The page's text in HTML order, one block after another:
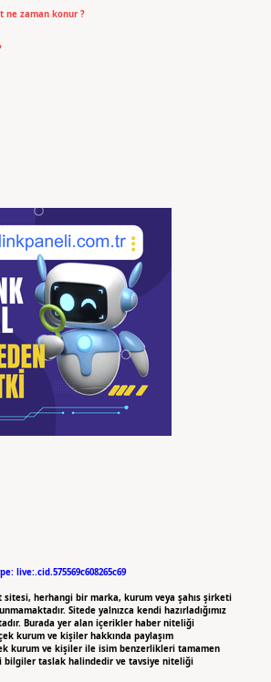
ne zaman konur ?
live:.cid.575569c608265c69
sitesi, herhangi bir marka, kurum veya şahıs şirketi
Sitede yalnızca kendi hazırladığımız
Burada yer alan içerikler haber niteliği
kurum ve kişiler hakkında paylaşım
kurum ve kişiler ile isim benzerlikleri tamamen
bilgiler taslak halindedir ve tavsiye niteliği